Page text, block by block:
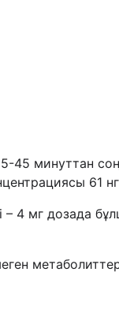
45 минуттан
61
мг дозада
метаболиттер